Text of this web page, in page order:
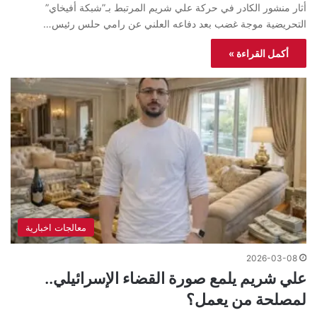
أثار منشور الكادر في حركة علي شريم المرتبط بـ”شبكة أفيخاي”
التحريضية موجة غضب بعد دفاعه العلني عن رامي حلس رئيس…
أكمل القراءة »
معالجات اخبارية
2026-03-08
علي شريم يلمع صورة القضاء الإسرائيلي..
لمصلحة من يعمل؟